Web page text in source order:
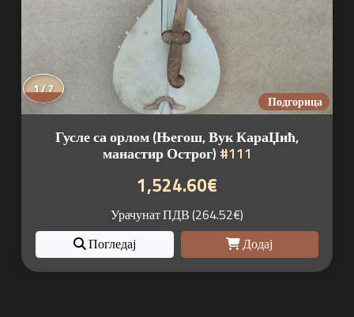
Подгорица
1 / 7
Гусле са орлом (Његош, Вук КараЏић,
манастир Острог) #111
1,524.60€
Урачунат ПДВ (264.52€)
Погледај
Додај